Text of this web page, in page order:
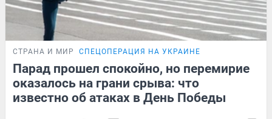
СТРАНА И МИР СПЕЦОПЕРАЦИЯ НА УКРАИНЕ
Парад прошел спокойно, но перемирие
оказалось на грани срыва: что
известно об атаках в День Победы